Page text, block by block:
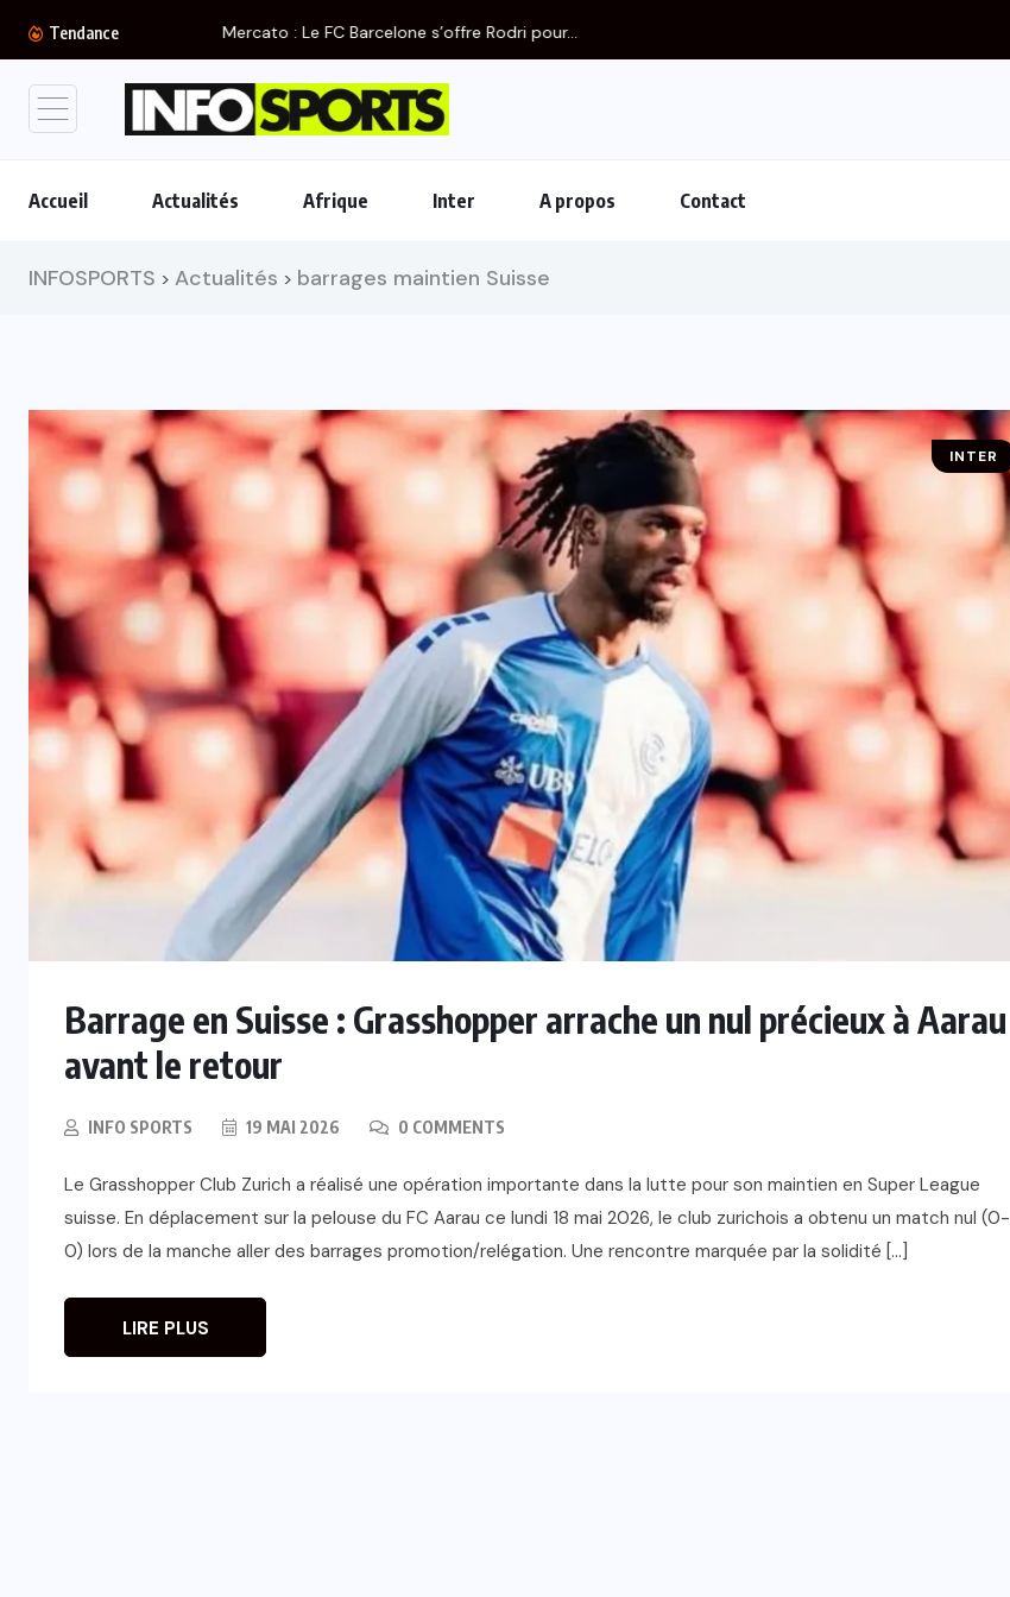
Tendance Mercato : Le FC Barcelone s’offre Rodri pour...
Accueil Actualités Afrique Inter A propos Contact
INFOSPORTS > Actualités > barrages maintien Suisse
INTER
Barrage en Suisse : Grasshopper arrache un nul précieux à Aarau
avant le retour
INFO SPORTS 19 MAI 2026 0 COMMENTS
Le Grasshopper Club Zurich a réalisé une opération importante dans la lutte pour son maintien en Super League
suisse. En déplacement sur la pelouse du FC Aarau ce lundi 18 mai 2026, le club zurichois a obtenu un match nul (0-
0) lors de la manche aller des barrages promotion/relégation. Une rencontre marquée par la solidité […]
LIRE PLUS
INTER
Mercato : Monaco s’intéresse à
Romelu Lukaku, Naples prêt à le
laisser partir